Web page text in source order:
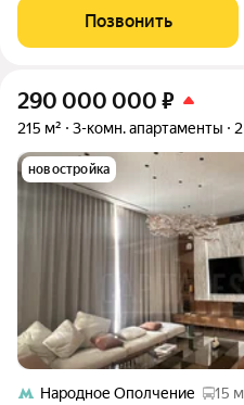
санузла. Из окон открывается
этажный исторический
Позвонить
290 000 000 ₽
215 м² 3-комн. апартаменты
новостройка
Народное Ополчение
15